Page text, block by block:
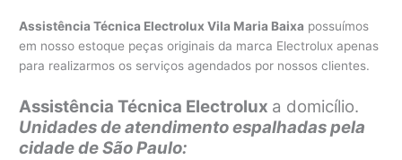
Assistência Técnica Electrolux Vila Maria Baixa possuímos
em nosso estoque peças originais da marca Electrolux apenas
para realizarmos os serviços agendados por nossos clientes.
Assistência Técnica Electrolux a domicílio.
Unidades de atendimento espalhadas pela
cidade de São Paulo: